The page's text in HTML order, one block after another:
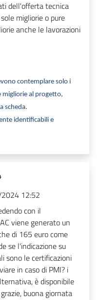
dell'offerta tecnica
migliorie o pure
anche le lavorazioni
contemplare solo i
migliorie al progetto,
scheda.
identificabili e
12:52
con il
viene generato un
di 165 euro come
se l'indicazione su
sono le certificazioni
in caso di PMI? i
è disponibile
buona giornata